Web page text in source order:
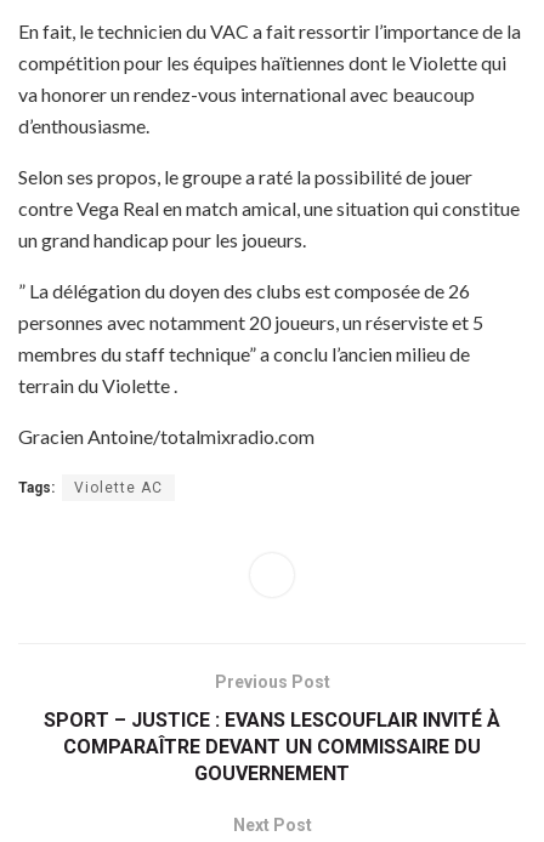
En fait, le technicien du VAC a fait ressortir l’importance de la
compétition pour les équipes haïtiennes dont le Violette qui
va honorer un rendez-vous international avec beaucoup
d’enthousiasme.
Selon ses propos, le groupe a raté la possibilité de jouer
contre Vega Real en match amical, une situation qui constitue
un grand handicap pour les joueurs.
” La délégation du doyen des clubs est composée de 26
personnes avec notamment 20 joueurs, un réserviste et 5
membres du staff technique” a conclu l’ancien milieu de
terrain du Violette .
Gracien Antoine/totalmixradio.com
Tags: Violette AC
Previous Post
SPORT – JUSTICE : EVANS LESCOUFLAIR INVITÉ À
COMPARAÎTRE DEVANT UN COMMISSAIRE DU
GOUVERNEMENT
Next Post